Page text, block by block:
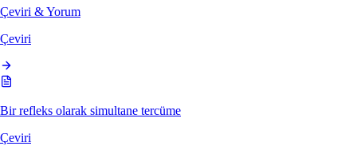
Çeviri & Yorum
Çeviri
Bir refleks olarak simultane tercüme
Çeviri